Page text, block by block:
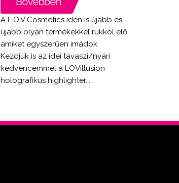
A L.O.V Cosmetics idén is újabb és
újabb olyan termékekkel rukkol elő
amiket egyszerűen imádok.
Kezdjük is az idei tavaszi/nyári
kedvencemmel a LOVillusion
holografikus highlighter...